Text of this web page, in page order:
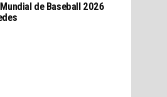
de Baseball 2026